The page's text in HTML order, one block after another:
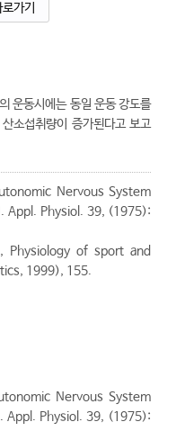
가기
운동시에는 동일 운동 강도를
소섭취량이 증가된다고 보고
Nervous System
Appl. Physiol. 39, (1975):
Physiology of sport and
1999), 155.
Nervous System
Appl. Physiol. 39, (1975):